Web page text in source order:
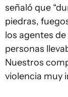
señaló que
piedras,
los agentes
personas
Nuestros
violencia muy